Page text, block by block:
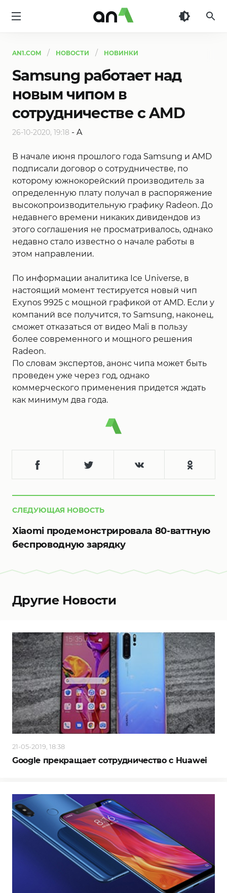
AN1.COM НОВОСТИ НОВИНКИ
Samsung работает над
новым чипом в
сотрудничестве с AMD
26-10-2020, 19:18 - A
В начале июня прошлого года Samsung и AMD
подписали договор о сотрудничестве, по
которому южнокорейский производитель за
определенную плату получал в распоряжение
высокопроизводительную графику Radeon. До
недавнего времени никаких дивидендов из
этого соглашения не просматривалось, однако
недавно стало известно о начале работы в
этом направлении.
По информации аналитика Ice Universe, в
настоящий момент тестируется новый чип
Exynos 9925 с мощной графикой от AMD. Если у
компаний все получится, то Samsung, наконец,
сможет отказаться от видео Mali в пользу
более современного и мощного решения
Radeon.
По словам экспертов, анонс чипа может быть
проведен уже через год, однако
коммерческого применения придется ждать
как минимум два года.
СЛЕДУЮЩАЯ НОВОСТЬ
Xiaomi продемонстрировала 80-ваттную
беспроводную зарядку
Другие Новости
21-05-2019, 18:38
Google прекращает сотрудничество с Huawei